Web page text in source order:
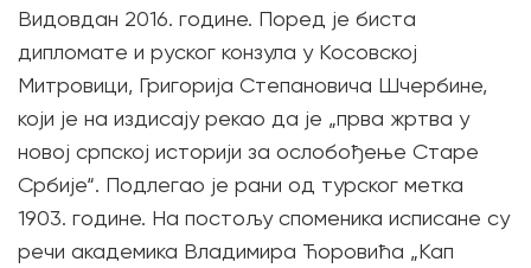
Видовдан 2016. године. Поред је биста
дипломате и руског конзула у Косовској
Митровици, Григорија Степановича Шчербине,
који је на издисају рекао да је „прва жртва у
новој српској историји за ослобођење Старе
Србије“. Подлегао је рани од турског метка
1903. године. На постољу споменика исписане су
речи академика Владимира Ћоровића „Кап